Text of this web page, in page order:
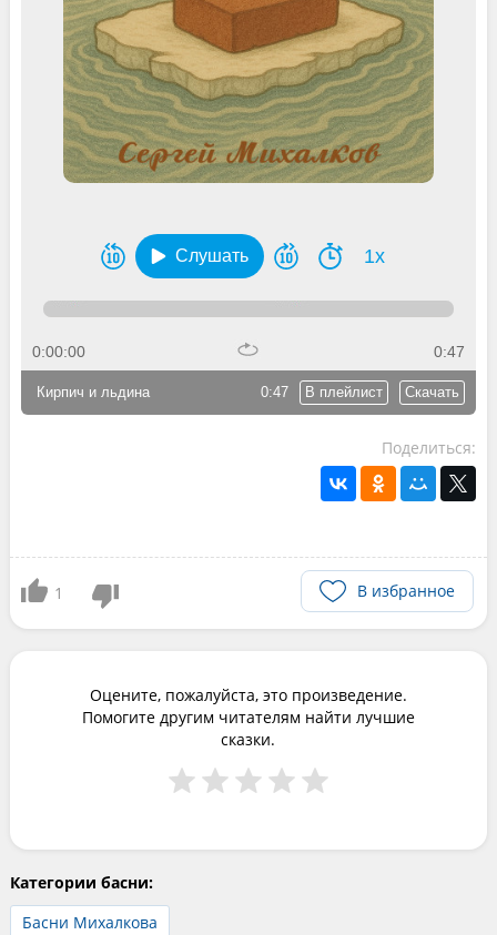
Слушать 1x
0:00:00 0:47
0:47 В плейлист Скачать
Кирпич и льдина
Поделиться:
1 В избранное
Оцените, пожалуйста, это произведение.
Помогите другим читателям найти лучшие
сказки.
Категории басни:
Басни Михалкова